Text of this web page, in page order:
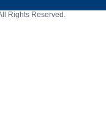
Rights Reserved.